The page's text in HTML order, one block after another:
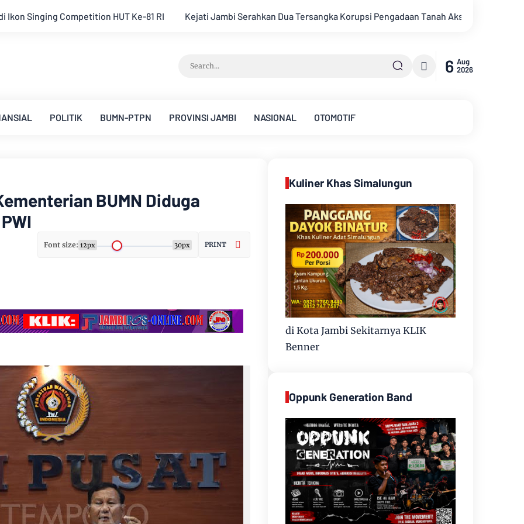
Kejati Jambi Serahkan Dua Tersangka Korupsi Pengadaan Tanah Akses Pelabuhan Ujung Jabung Ke Penuntut Umum
6 Aug
2026
POLITIK BUMN-PTPN PROVINSI JAMBI NASIONAL OTOMOTIF
BUMN Diduga
Font size: 12px 30px PRINT
Kuliner Khas Simalungun
di Kota Jambi Sekitarnya KLIK
Benner
Oppunk Generation Band